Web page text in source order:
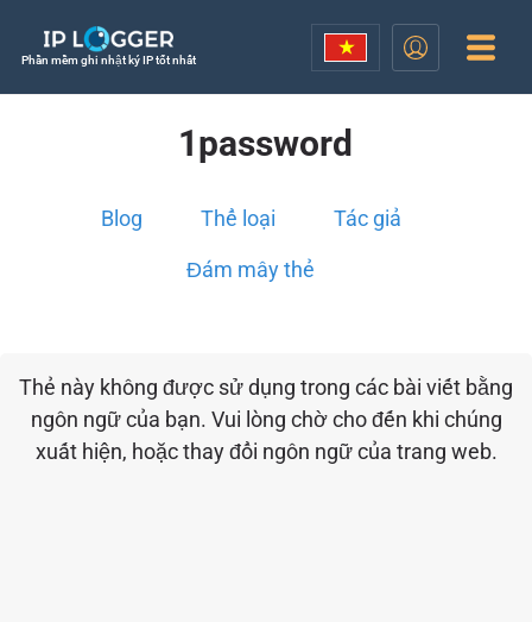
Phần mềm ghi nhật ký IP tốt nhất
1password
Blog Thể loại Tác giả
Đám mây thẻ